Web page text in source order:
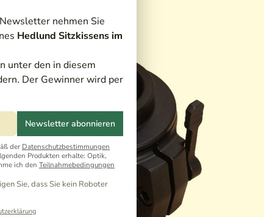
nehmen Sie
Hedlund Sitzkissens im
unter den in diesem
Der Gewinner wird per
Newsletter abonnieren
der Datenschutzbestimmungen
Produkten erhalte: Optik,
ich den Teilnahmebedingungen
Sie, dass Sie kein Roboter